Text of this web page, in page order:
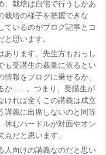
、栽培は自宅で行うしかあ
栽培の様子を把握できな
ているのがブログ記事とコ
思います。
ります。先生方もおっし
も受講生の裁量に依るとい
報をブログに乗せるか、
か......。つまり、受講生が
ければ全くこの講義は成立
講義に出席しないのと同等
休むハードルが対面やオン
だと思います。
人向けの講義なのだと思い